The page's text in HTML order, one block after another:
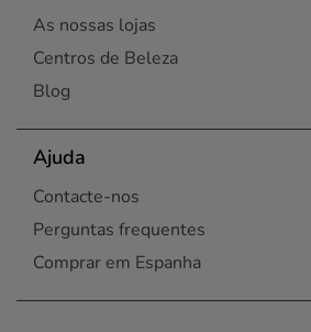
As nossas lojas
Centros de Beleza
Blog
Ajuda
Contacte-nos
Perguntas frequentes
Comprar em Espanha